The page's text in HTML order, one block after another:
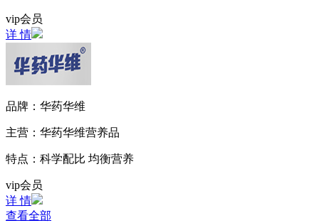
vip会员
详 情
品牌： 华药华维
主营： 华药华维营养品
特点： 科学配比 均衡营养
vip会员
详 情
查看全部